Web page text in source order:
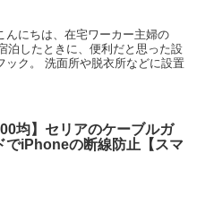
んにちは、在宅ワーカー主婦の
泊したときに、便利だと思った設
ック。 洗面所や脱衣所などに設置
均】セリアのケーブルガ
でiPhoneの断線防止【スマ